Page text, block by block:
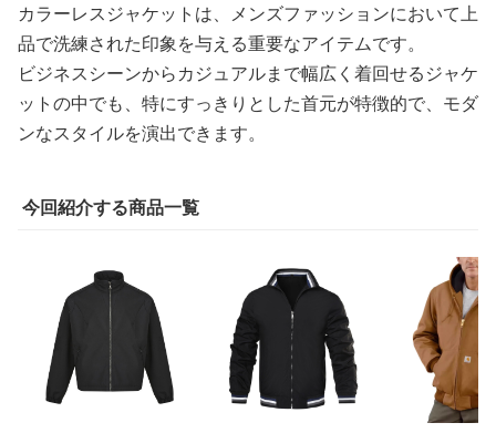
カラーレスジャケットは、メンズファッションにおいて上
品で洗練された印象を与える重要なアイテムです。
ビジネスシーンからカジュアルまで幅広く着回せるジャケ
ットの中でも、特にすっきりとした首元が特徴的で、モダ
ンなスタイルを演出できます。
今回紹介する商品一覧